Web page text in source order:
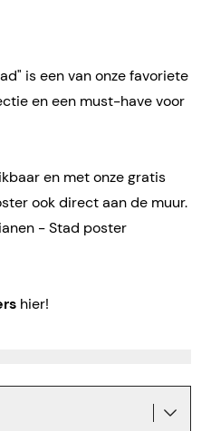
is een van onze favoriete
en een must-have voor
en met onze gratis
ook direct aan de muur.
- Stad poster
hier!